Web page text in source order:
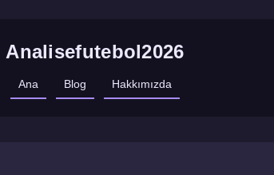
Analisefutebol2026
Ana Blog Hakkımızda